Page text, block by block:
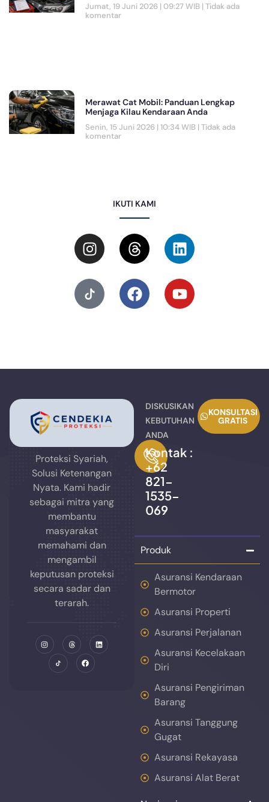
Jumat, 19 Juni 2026 | 09:27 WIB Tidak ada
komentar
Merawat Cat Mobil: Panduan Lengkap
Menjaga Kilau Kendaraan Anda
Senin, 15 Juni 2026 | 10:34 WIB Tidak ada
komentar
IKUTI KAMI
Proteksi Syariah,
Solusi Ketenangan
Nyata. Kami hadir
sebagai mitra yang
membantu
masyarakat
memahami dan
mengambil
keputusan proteksi
secara sadar dan
terarah.
DISKUSIKAN
KEBUTUHAN
ANDA
Kontak :
+62
821-
1535-
069
KONSULTASI
GRATIS
Produk
Asuransi Kendaraan
Bermotor
Asuransi Properti
Asuransi Perjalanan
Asuransi Kecelakaan
Diri
Asuransi Pengiriman
Barang
Asuransi Tanggung
Gugat
Asuransi Rekayasa
Asuransi Alat Berat